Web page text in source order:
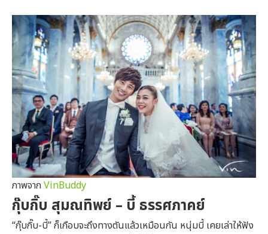
ภาพจาก VinBuddy
กุ๊บกิ๊บ สุมณทิพย์ – บี้ ธรรศภาคย์
“กุ๊บกิ๊บ-บี้” ก็เกือบจะถึงทางตันแล้วเหมือนกัน หนุ่มบี้ เคยเล่าให้ฟัง